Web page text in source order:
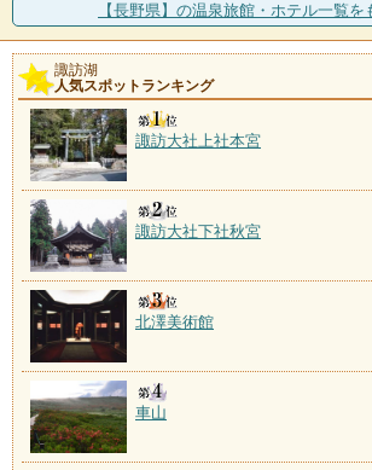
【長野県】の温泉旅館・ホテル一覧を
諏訪湖
人気スポットランキング
諏訪大社上社本宮
諏訪大社下社秋宮
北澤美術館
車山